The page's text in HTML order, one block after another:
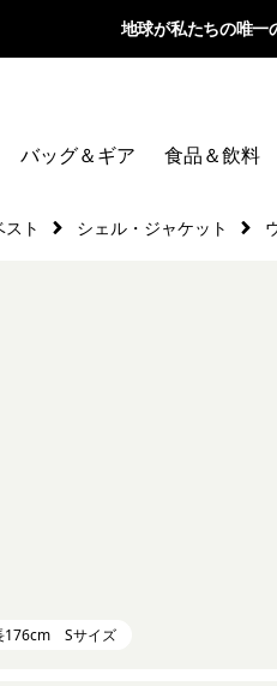
地球が私たちの唯一
バッグ＆ギア 食品＆飲料
ト シェル・ジャケット
176cm Sサイズ